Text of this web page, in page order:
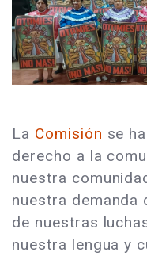
La Comisión se
derecho a la
nuestra
nuestra demanda
de nuestras
nuestra lengua y